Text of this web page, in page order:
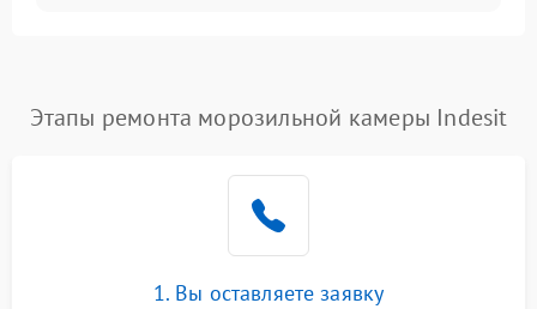
Этапы ремонта морозильной камеры Indesit
1. Вы оставляете заявку